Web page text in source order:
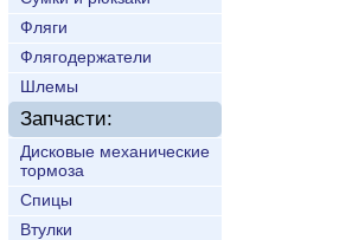
Фляги
Флягодержатели
Шлемы
Запчасти:
Дисковые механические
тормоза
Спицы
Втулки